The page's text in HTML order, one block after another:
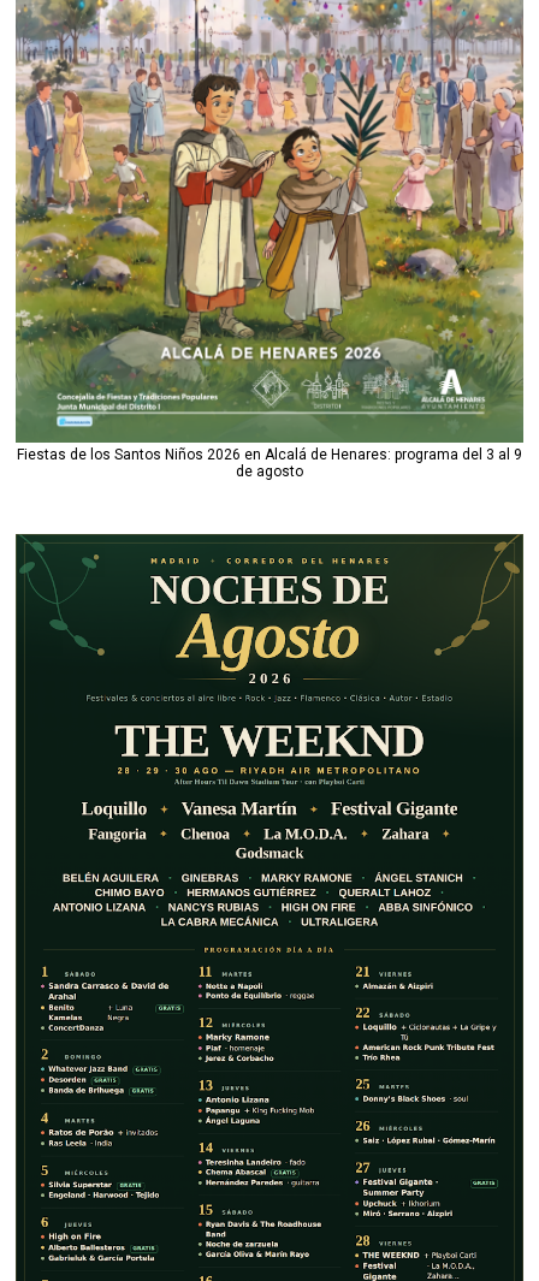
Fiestas de los Santos Niños 2026 en Alcalá de Henares: programa del 3 al 9
de agosto